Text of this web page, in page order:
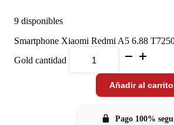
9 disponibles
Smartphone Xiaomi Redmi A5 6.88
Gold cantidad
Añadir al carrito
Pago 100%